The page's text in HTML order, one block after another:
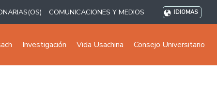
COMUNICACIONES Y MEDIOS IDIOMAS
Investigación Vida Usachina Consejo Universitario